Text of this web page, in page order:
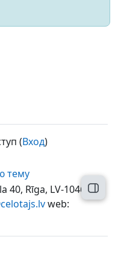
(Вход)
тему
40, Rīga, LV-1046,
web: